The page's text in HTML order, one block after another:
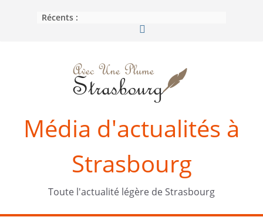
Récents :
Média d'actualités à
Strasbourg
Toute l'actualité légère de Strasbourg